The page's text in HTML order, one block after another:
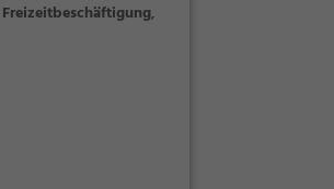
Freizeitbeschäftigung,